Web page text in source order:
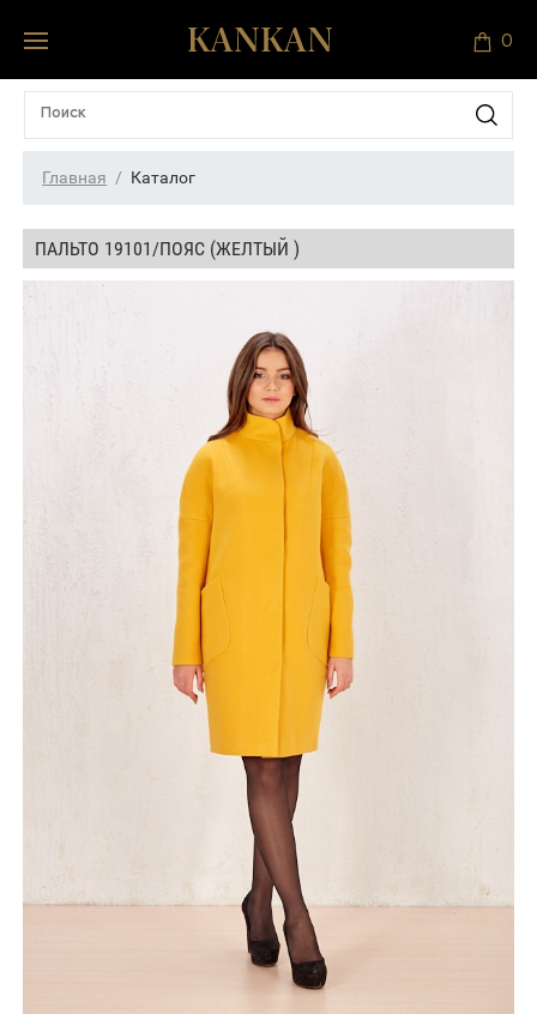
0
Главная Каталог
ПАЛЬТО 19101/ПОЯС (ЖЕЛТЫЙ )